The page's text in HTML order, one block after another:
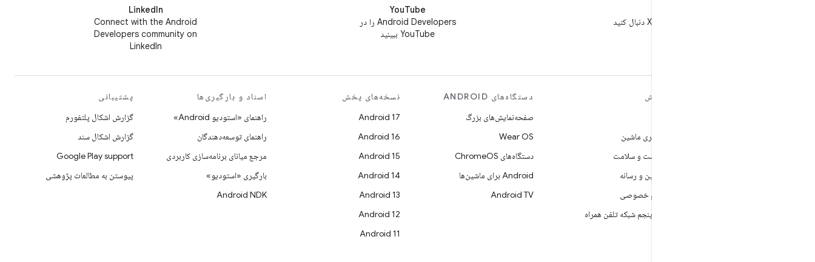
YouTube
Android Developers را در
YouTube ببینید
LinkedIn
Connect with the Android
Developers community on
LinkedIn
کاوش
یادگیری ماشین
بهداشت و سلامت
دوربین و رسانه
حریم خصوصی
نسل پنجم شبکه تلفن همراه
دستگاه‌های ANDROID
صفحه‌نمایش‌های بزرگ
Wear OS
دستگاه‌های ChromeOS
Android برای ماشین‌ها
Android TV
نسخه‌های پخش
Android 17
Android 16
Android 15
Android 14
Android 13
Android 12
Android 11
اسناد و بارگیری‌ها
راهنمای «استودیو Android»
راهنمای توسعه‌دهندگان
مرجع میانای برنامه‌سازی کاربردی
بارگیری «استودیو»
Android NDK
پشتیبانی
گزارش اشکال پلتفورم
گزارش اشکال سند
Google Play support
پیوستن به مطالعات پژوهشی